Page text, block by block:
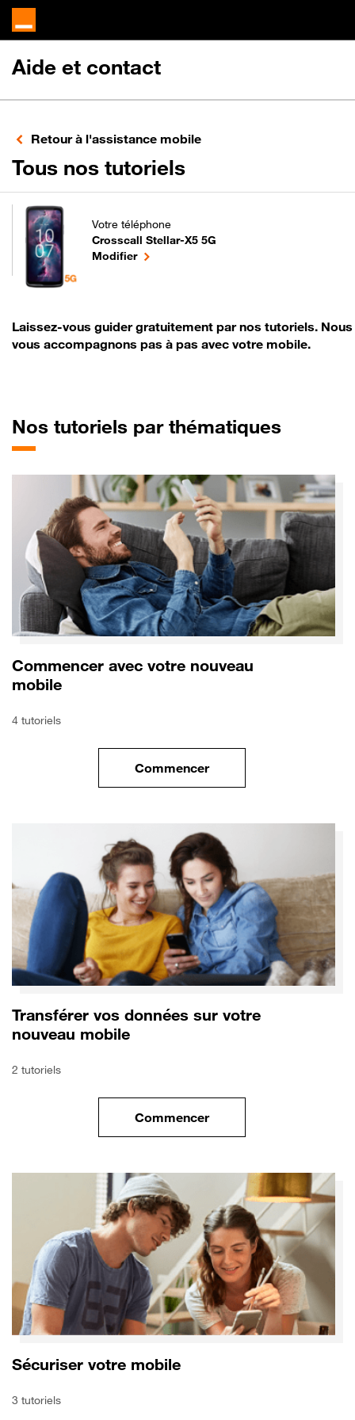
Aide et contact
Retour à l'assistance mobile
Tous nos tutorielspour votre
Laissez-vous guider gratuitement par nos tutoriels. Nous
vous accompagnons pas à pas avec votre mobile.
Votre téléphone
Crosscall Stellar-X5 5G
pour votre Crosscall Stellar-X5 5G ou
Modifierle téléphone sélectionné
Nos tutoriels par thématiquespour
Commencer avec votre nouveau
mobile
4 tutoriels
Commencerle tuto pour Commencer avec
Transférer vos données sur votre
nouveau mobile
2 tutoriels
Commencerle tuto pour Transférer vos
Sécuriser votre mobile
3 tutoriels